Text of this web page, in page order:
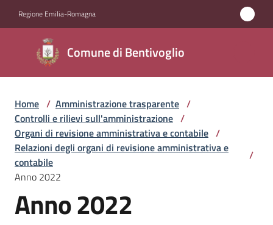
Regione Emilia-Romagna
Comune di Bentivoglio
Comune di
Bentivoglio
Amministrazione
Menu selezionato
Novità
Servizi
Vivere
Home / Amministrazione trasparente /
Controlli e rilievi sull'amministrazione /
Organi di revisione amministrativa e contabile /
Relazioni degli organi di revisione amministrativa e
contabile
/
Anno 2022
Anno 2022